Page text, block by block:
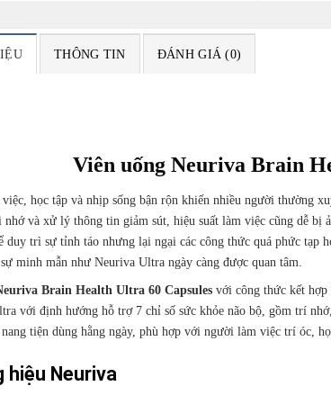
THÔNG TIN ĐÁNH GIÁ (0)
Viên uống Neuriva Brain
học tập và nhịp sống bận rộn khiến nhiều người thường
nhớ và xử lý thông tin giảm sút, hiệu suất làm việc cũng dễ
duy trì sự tỉnh táo nhưng lại ngại các công thức quá phức
minh mẫn như Neuriva Ultra ngày càng được quan tâm.
Brain Health Ultra 60 Capsules với công thức kết
với định hướng hỗ trợ 7 chỉ số sức khỏe não bộ, gồm trí
tiện dùng hằng ngày, phù hợp với người làm việc trí óc,
hiệu Neuriva